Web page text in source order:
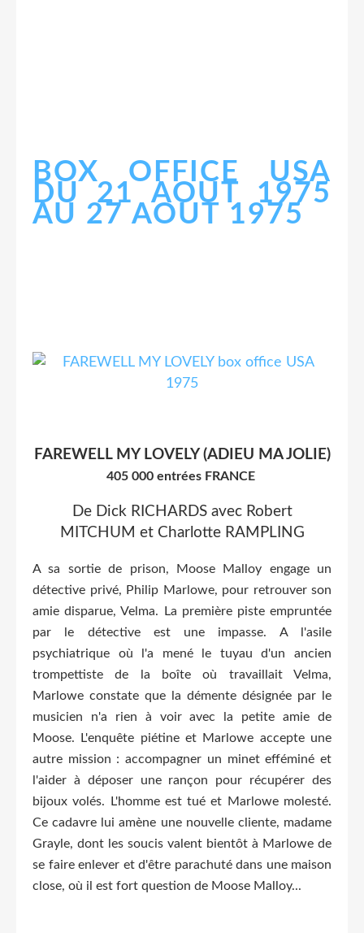
BOX OFFICE USA
DU 21 AOUT 1975
AU 27 AOUT 1975
FAREWELL MY LOVELY (ADIEU MA JOLIE)
405 000 entrées FRANCE
De Dick RICHARDS avec Robert
MITCHUM et Charlotte RAMPLING
A sa sortie de prison, Moose Malloy engage un
détective privé, Philip Marlowe, pour retrouver son
amie disparue, Velma. La première piste empruntée
par le détective est une impasse. A l'asile
psychiatrique où l'a mené le tuyau d'un ancien
trompettiste de la boîte où travaillait Velma,
Marlowe constate que la démente désignée par le
musicien n'a rien à voir avec la petite amie de
Moose. L'enquête piétine et Marlowe accepte une
autre mission : accompagner un minet efféminé et
l'aider à déposer une rançon pour récupérer des
bijoux volés. L'homme est tué et Marlowe molesté.
Ce cadavre lui amène une nouvelle cliente, madame
Grayle, dont les soucis valent bientôt à Marlowe de
se faire enlever et d'être parachuté dans une maison
close, où il est fort question de Moose Malloy...